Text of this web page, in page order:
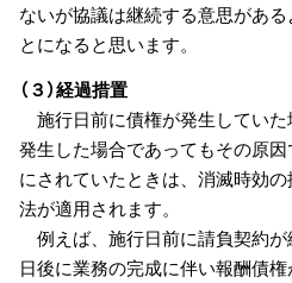
ないが協議は継続する意思があ
とになると思います。
（３）経過措置
施行日前に債権が発生してい
発生した場合であってもその原
にされていたときは、消滅時効
法が適用されます。
例えば、施行日前に請負契約
日後に業務の完成に伴い報酬債